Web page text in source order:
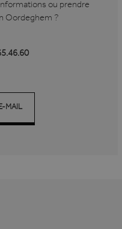
ou prendre
Oordeghem ?
MAIL